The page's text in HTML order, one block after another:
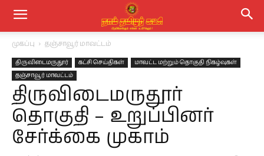
முகப்பு தஞ்சாவூர் மாவட்டம்
திருவிடைமருதூர் கட்சி செய்திகள்
மாவட்ட மற்றும் தொகுதி நிகழ்வுகள்
தஞ்சாவூர் மாவட்டம்
திருவிடைமருதூர்
தொகுதி – உறுப்பினர்
சேர்க்கை முகாம்